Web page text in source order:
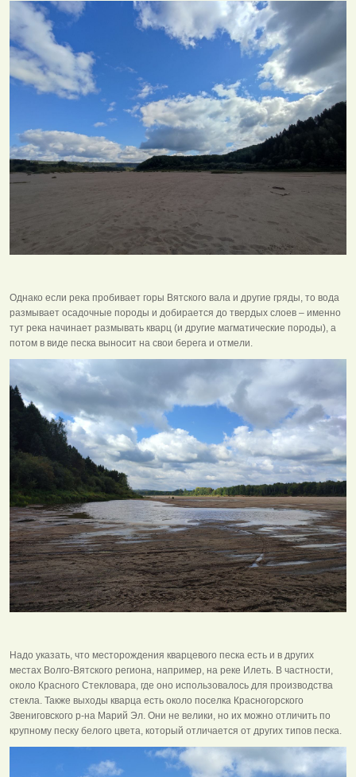
Однако если река пробивает горы Вятского вала и другие гряды, то вода
размывает осадочные породы и добирается до твердых слоев – именно
тут река начинает размывать кварц (и другие магматические породы), а
потом в виде песка выносит на свои берега и отмели.
Надо указать, что месторождения кварцевого песка есть и в других
местах Волго-Вятского региона, например, на реке Илеть. В частности,
около Красного Стекловара, где оно использовалось для производства
стекла. Также выходы кварца есть около поселка Красногорского
Звениговского р-на Марий Эл. Они не велики, но их можно отличить по
крупному песку белого цвета, который отличается от других типов песка.